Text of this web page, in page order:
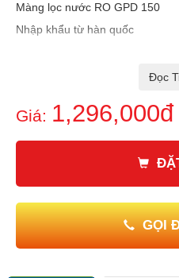
Màng lọc nước RO GPD 150
Nhập khẩu từ hàn quốc
Nhập khẩu và phân phối CTY
Đọc
Giá: 1,296,000đ
GỌI